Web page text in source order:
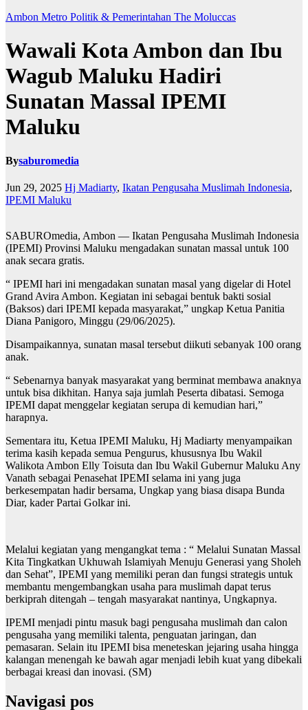
Ambon Metro Politik & Pemerintahan The Moluccas
Wawali Kota Ambon dan Ibu
Wagub Maluku Hadiri
Sunatan Massal IPEMI
Maluku
Bysaburomedia
Jun 29, 2025 Hj Madiarty, Ikatan Pengusaha Muslimah Indonesia,
IPEMI Maluku
SABUROmedia, Ambon — Ikatan Pengusaha Muslimah Indonesia
(IPEMI) Provinsi Maluku mengadakan sunatan massal untuk 100
anak secara gratis.
“ IPEMI hari ini mengadakan sunatan masal yang digelar di Hotel
Grand Avira Ambon. Kegiatan ini sebagai bentuk bakti sosial
(Baksos) dari IPEMI kepada masyarakat,” ungkap Ketua Panitia
Diana Panigoro, Minggu (29/06/2025).
Disampaikannya, sunatan masal tersebut diikuti sebanyak 100 orang
anak.
“ Sebenarnya banyak masyarakat yang berminat membawa anaknya
untuk bisa dikhitan. Hanya saja jumlah Peserta dibatasi. Semoga
IPEMI dapat menggelar kegiatan serupa di kemudian hari,”
harapnya.
Sementara itu, Ketua IPEMI Maluku, Hj Madiarty menyampaikan
terima kasih kepada semua Pengurus, khususnya Ibu Wakil
Walikota Ambon Elly Toisuta dan Ibu Wakil Gubernur Maluku Any
Vanath sebagai Penasehat IPEMI selama ini yang juga
berkesempatan hadir bersama, Ungkap yang biasa disapa Bunda
Diar, kader Partai Golkar ini.
Melalui kegiatan yang mengangkat tema : “ Melalui Sunatan Massal
Kita Tingkatkan Ukhuwah Islamiyah Menuju Generasi yang Sholeh
dan Sehat”, IPEMI yang memiliki peran dan fungsi strategis untuk
membantu mengembangkan usaha para muslimah dapat terus
berkiprah ditengah – tengah masyarakat nantinya, Ungkapnya.
IPEMI menjadi pintu masuk bagi pengusaha muslimah dan calon
pengusaha yang memiliki talenta, penguatan jaringan, dan
pemasaran. Selain itu IPEMI bisa meneteskan jejaring usaha hingga
kalangan menengah ke bawah agar menjadi lebih kuat yang dibekali
berbagai kreasi dan inovasi. (SM)
Navigasi pos